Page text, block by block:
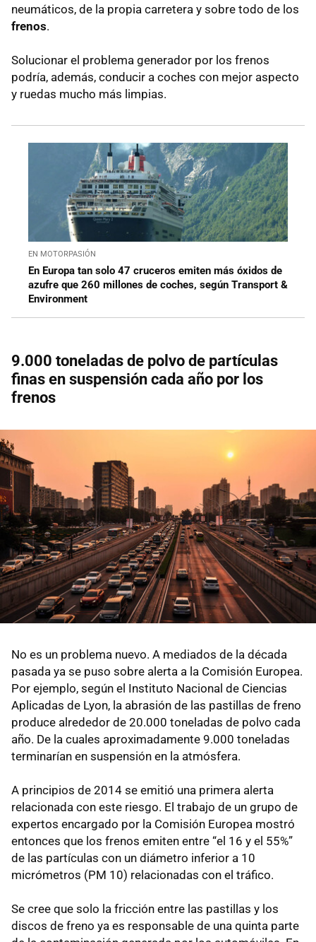
neumáticos, de la propia carretera y sobre todo de los
frenos.
Solucionar el problema generador por los frenos
podría, además, conducir a coches con mejor aspecto
y ruedas mucho más limpias.
EN MOTORPASIÓN
En Europa tan solo 47 cruceros emiten más óxidos de
azufre que 260 millones de coches, según Transport &
Environment
9.000 toneladas de polvo de partículas
finas en suspensión cada año por los
frenos
No es un problema nuevo. A mediados de la década
pasada ya se puso sobre alerta a la Comisión Europea.
Por ejemplo, según el Instituto Nacional de Ciencias
Aplicadas de Lyon, la abrasión de las pastillas de freno
produce alrededor de 20.000 toneladas de polvo cada
año. De la cuales aproximadamente 9.000 toneladas
terminarían en suspensión en la atmósfera.
A principios de 2014 se emitió una primera alerta
relacionada con este riesgo. El trabajo de un grupo de
expertos encargado por la Comisión Europea mostró
entonces que los frenos emiten entre “el 16 y el 55%”
de las partículas con un diámetro inferior a 10
micrómetros (PM 10) relacionadas con el tráfico.
Se cree que solo la fricción entre las pastillas y los
discos de freno ya es responsable de una quinta parte